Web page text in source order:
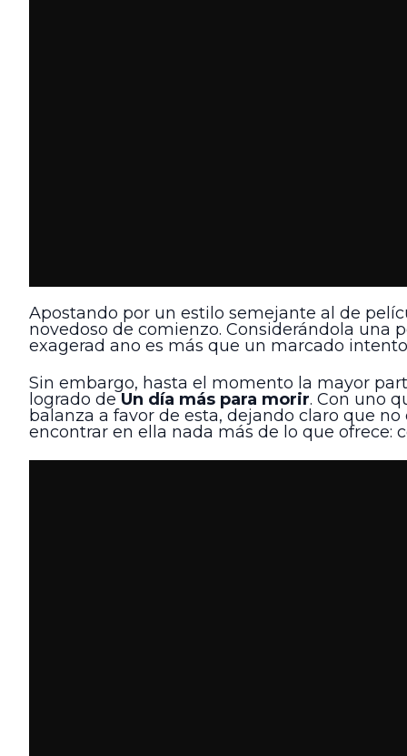
Apostando por un estilo semejante al de
novedoso de comienzo. Considerándola
exagerad ano es más que un marcado
Sin embargo, hasta el momento la mayor
logrado deUn día más para morir. Con uno
balanza a favor de esta, dejando claro que
encontrar en ella nada más de lo que ofrece: